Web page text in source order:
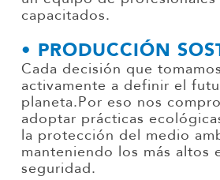
capacitados.
• PRODUCCIÓN
Cada decisión que
activamente a definir el
planeta.Por eso nos
adoptar prácticas
la protección del medio
manteniendo los más altos
seguridad.